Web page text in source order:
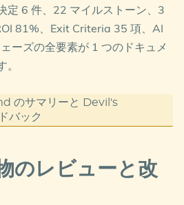
ート条件がカレンダー
1: 0〜6 ヶ月…）となっ
度の定量的判断基準が欠
。「6 ヶ月経過したから
という取り決めで進める
邦チームに権限・責任
で 35 項目の
間移行の定量的判定基準）と
ナンス成熟度 Lv 2→4、重大イ
、可用性 SLO
Azure Policy モード
スクから段階適用）、AI ワーク
連携: PCI DSS v4.0 / ISMAP / 改
ィードバック（計 8 件：
2）
定 6 件、22 マイルストーン、3
81%、Exit Criteria 35 項、AI
ーズの全要素が 1 つのドキュメ
のサマリーと Devil's
バック
定 (MD-01〜MD-06): 二軸アプロ
ッド連邦モデル採用、AI Gate
のレビューと改